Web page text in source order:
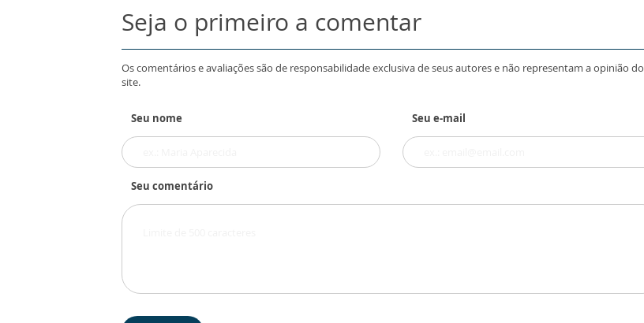
Seja o primeiro a comentar
Os comentários e avaliações são de responsabilidade exclusiva de seus autores e não representam a opinião do
site.
Seu nome Seu e-mail
Seu comentário